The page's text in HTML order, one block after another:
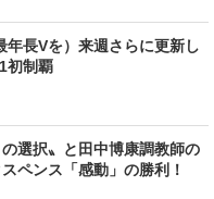
年長Vを）来週さらに更新し
初制覇
選択〟と田中博康調教師の
ペンス「感動」の勝利！